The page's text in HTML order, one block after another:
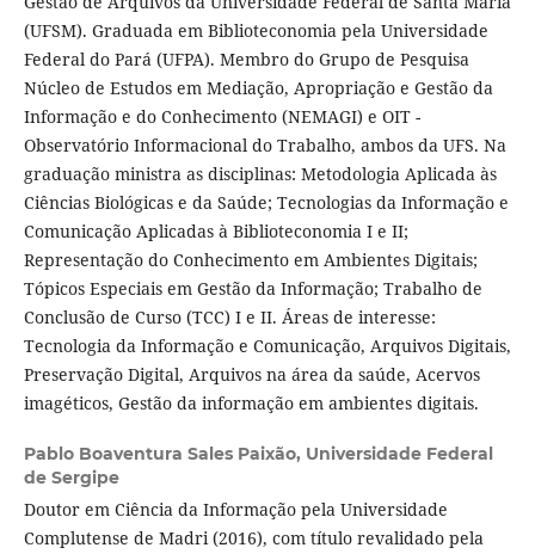
(UFSM). Graduada em Biblioteconomia pela Universidade
Federal do Pará (UFPA). Membro do Grupo de Pesquisa
Núcleo de Estudos em Mediação, Apropriação e Gestão da
Informação e do Conhecimento (NEMAGI) e OIT -
Observatório Informacional do Trabalho, ambos da UFS. Na
graduação ministra as disciplinas: Metodologia Aplicada às
Ciências Biológicas e da Saúde; Tecnologias da Informação e
Comunicação Aplicadas à Biblioteconomia I e II;
Representação do Conhecimento em Ambientes Digitais;
Tópicos Especiais em Gestão da Informação; Trabalho de
Conclusão de Curso (TCC) I e II. Áreas de interesse:
Tecnologia da Informação e Comunicação, Arquivos Digitais,
Preservação Digital, Arquivos na área da saúde, Acervos
imagéticos, Gestão da informação em ambientes digitais.
Pablo Boaventura Sales Paixão, Universidade Federal
de Sergipe
Doutor em Ciência da Informação pela Universidade
Complutense de Madri (2016), com título revalidado pela